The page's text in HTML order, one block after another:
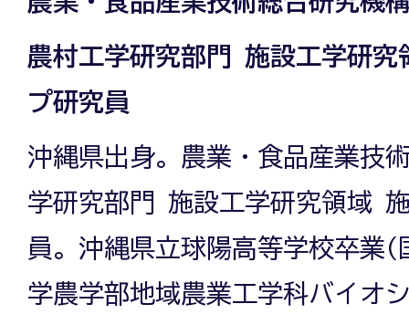
農村工学研究部門 施設工学研
プ研究員
沖縄県出身。農業・食品産業技
学研究部門 施設工学研究領域
員。沖縄県立球陽高等学校卒業
学農学部地域農業工学科バイオ